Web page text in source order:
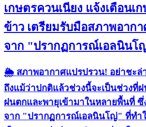
เกษตรควนเนียง แจ้งเตือนเ
ข้าว เตรียมรับมือสภาพอาก
จาก "ปรากฏการณ์เอลนินโ
🌦️ สภาพอากาศแปรปรวน! อย่าชะล่
ถึงแม้ว่าปกติแล้วช่วงนี้จะเป็นช่วงที่
ฝนตกและพายุเข้ามาในหลายพื้นที่ ซึ่
จาก "ปรากฏการณ์เอลนินโญ่" ที่ทำ